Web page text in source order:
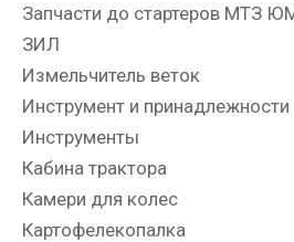
Запчасти до стартеров МТЗ
ЗИЛ
Измельчитель веток
Инструмент и принадлежности
Инструменты
Кабина трактора
Камери для колес
Картофелекопалка